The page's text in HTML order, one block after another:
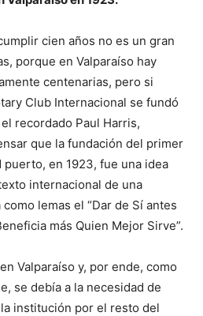
cien años no es un gran
porque en Valparaíso hay
centenarias, pero si
Club Internacional se fundó
recordado Paul Harris,
que la fundación del primer
puerto, en 1923, fue una idea
internacional de una
lemas el “Dar de Sí antes
más Quien Mejor Sirve”.
Valparaíso y, por ende, como
se debía a la necesidad de
institución por el resto del